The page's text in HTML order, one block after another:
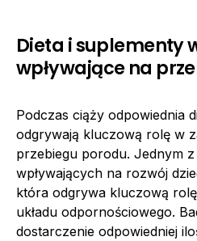
Dieta i suplementy
wpływające na
Podczas ciąży odpowiednia
odgrywają kluczową rolę w
przebiegu porodu. Jednym
wpływających na rozwój
która odgrywa kluczową
układu odpornościowego.
dostarczenie odpowiedniej